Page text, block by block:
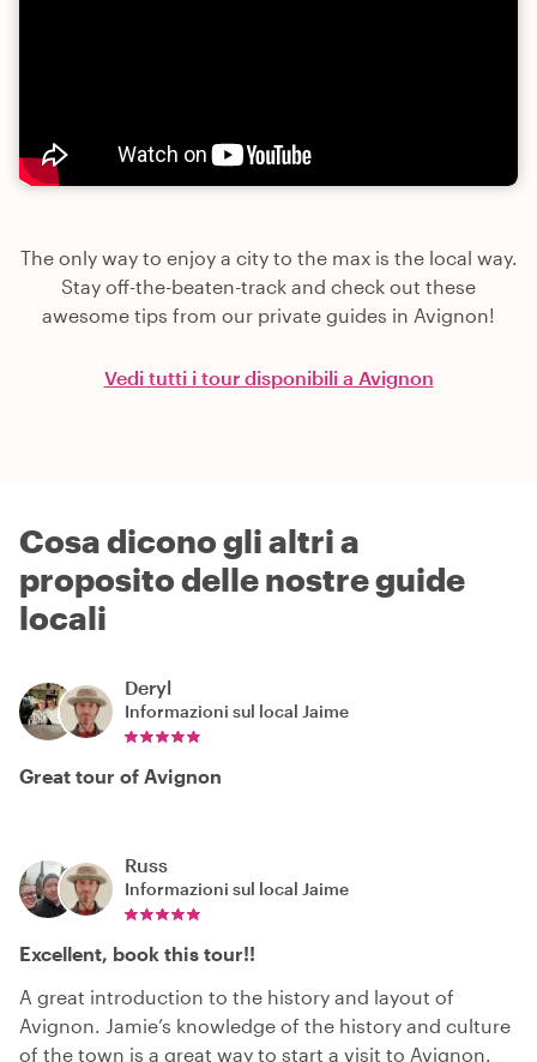
The only way to enjoy a city to the max is the local way.
Stay off-the-beaten-track and check out these
awesome tips from our private guides in Avignon!
Vedi tutti i tour disponibili a Avignon
Cosa dicono gli altri a
proposito delle nostre guide
locali
Deryl
Informazioni sul local Jaime
Great tour of Avignon
Russ
Informazioni sul local Jaime
Excellent, book this tour!!
A great introduction to the history and layout of
Avignon. Jamie’s knowledge of the history and culture
of the town is a great way to start a visit to Avignon.